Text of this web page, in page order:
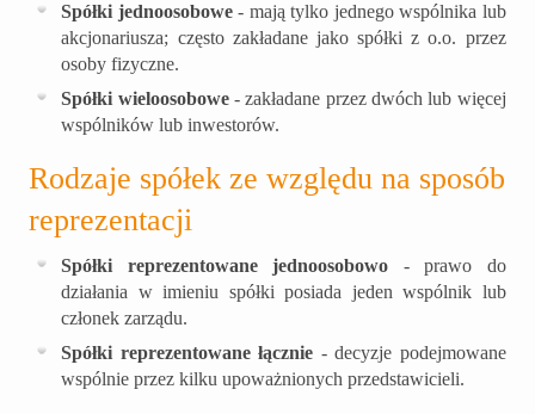
Spółki jednoosobowe- mają tylko jednego wspólnika lub
akcjonariusza; często zakładane jako spółki z o.o. przez
osoby fizyczne.
Spółki wieloosobowe- zakładane przez dwóch lub więcej
wspólników lub inwestorów.
Rodzaje spółek ze względu na sposób
reprezentacji
Spółki reprezentowane jednoosobowo - prawo do
działania w imieniu spółki posiada jeden wspólnik lub
członek zarządu.
Spółki reprezentowane łącznie - decyzje podejmowane
wspólnie przez kilku upoważnionych przedstawicieli.